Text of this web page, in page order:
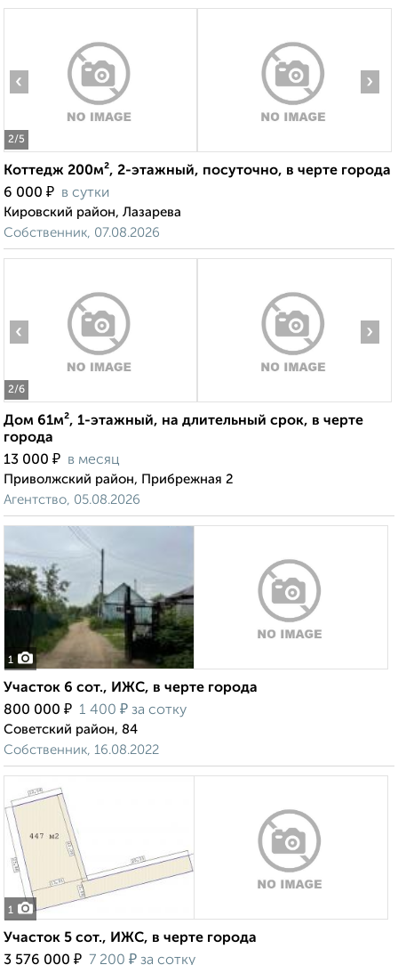
2/5
‹ ›
Коттедж 200м², 2-этажный, посуточно, в черте города
6 000 ₽ в сутки
Кировский район, Лазарева
Собственник, 07.08.2026
2/6
‹ ›
Дом 61м², 1-этажный, на длительный срок, в черте
города
13 000 ₽ в месяц
Приволжский район, Прибрежная 2
Агентство, 05.08.2026
1
Участок 6 сот., ИЖС, в черте города
800 000 ₽ 1 400 ₽ за сотку
Советский район, 84
Собственник, 16.08.2022
1
Участок 5 сот., ИЖС, в черте города
3 576 000 ₽ 7 200 ₽ за сотку